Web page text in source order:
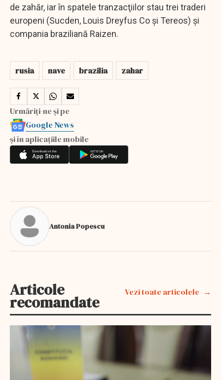
de zahăr, iar în spatele tranzacţiilor stau trei traderi
europeni (Sucden, Louis Dreyfus Co şi Tereos) şi
compania braziliană Raizen.
rusia nave brazilia zahar
Urmăriți-ne și pe
Google News
și în aplicațiile mobile
Antonia Popescu
Articole
recomandate
Vezi toate articolele